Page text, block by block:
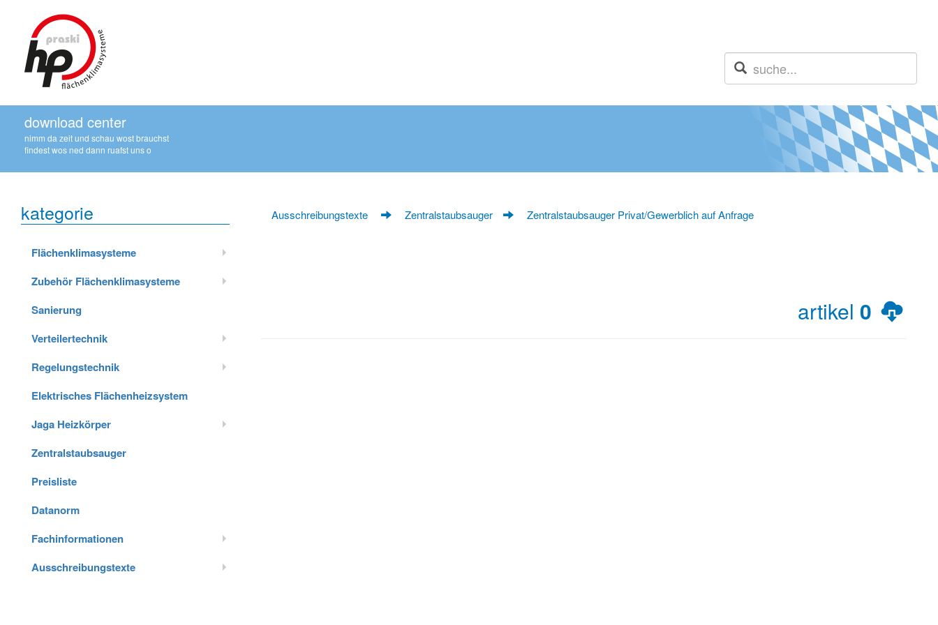
download center
nimm da zeit und schau wost brauchst
findest wos ned dann ruafst uns o
kategorie
Flächenklimasysteme
Zubehör Flächenklimasysteme
Sanierung
Verteilertechnik
Regelungstechnik
Elektrisches Flächenheizsystem
Jaga Heizkörper
Zentralstaubsauger
Preisliste
Datanorm
Fachinformationen
Ausschreibungstexte
Ausschreibungstexte Zentralstaubsauger Zentralstaubsauger Privat/Gewerblich auf Anfrage
artikel 0